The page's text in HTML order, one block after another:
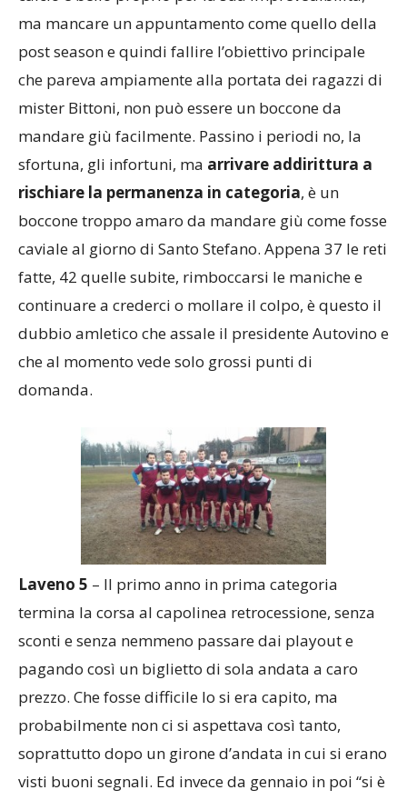
calcio è bello proprio per la sua imprevedibilità,
ma mancare un appuntamento come quello della
post season e quindi fallire l’obiettivo principale
che pareva ampiamente alla portata dei ragazzi di
mister Bittoni, non può essere un boccone da
mandare giù facilmente. Passino i periodi no, la
sfortuna, gli infortuni, ma arrivare addirittura a
rischiare la permanenza in categoria, è un
boccone troppo amaro da mandare giù come fosse
caviale al giorno di Santo Stefano. Appena 37 le reti
fatte, 42 quelle subite, rimboccarsi le maniche e
continuare a crederci o mollare il colpo, è questo il
dubbio amletico che assale il presidente Autovino e
che al momento vede solo grossi punti di
Laveno 5– Il primo anno in prima categoria
termina la corsa al capolinea retrocessione, senza
sconti e senza nemmeno passare dai playout e
pagando così un biglietto di sola andata a caro
prezzo. Che fosse difficile lo si era capito, ma
probabilmente non ci si aspettava così tanto,
soprattutto dopo un girone d’andata in cui si erano